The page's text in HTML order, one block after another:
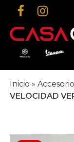
Inicio »
VELOCIDAD